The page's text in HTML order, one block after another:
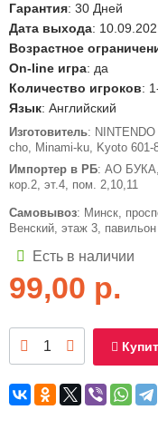
Гарантия: 30 Дней
Дата выхода:
Возрастное
On-line игра: да
Количество игроков:
Язык: Английский
Изготовитель:
cho, Minami-ku, Kyoto 601-
Импортер в РБ: АО БУКА,
кор.2, эт.4, пом. 2,10,11
Самовывоз: Минск,
Венский, этаж 3,
Есть в наличии
99,00 р.